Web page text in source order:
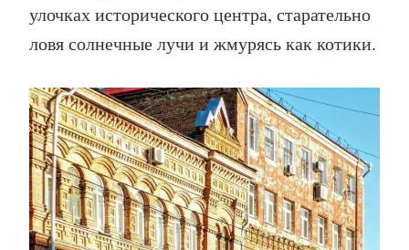
улочках исторического центра, старательно
ловя солнечные лучи и жмурясь как котики.